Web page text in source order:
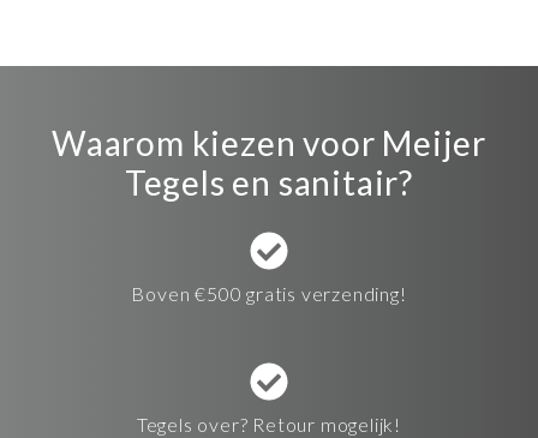
Waarom kiezen voor Meijer
Tegels en sanitair?
Boven €500 gratis verzending!
Tegels over? Retour mogelijk!